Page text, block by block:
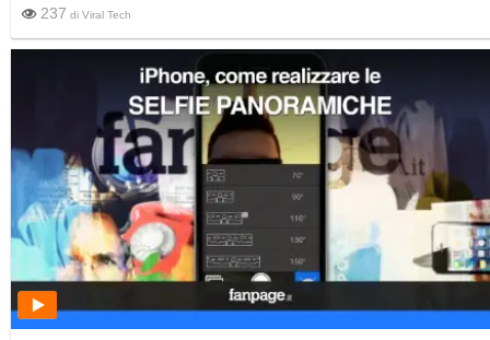
237 di Viral Tech